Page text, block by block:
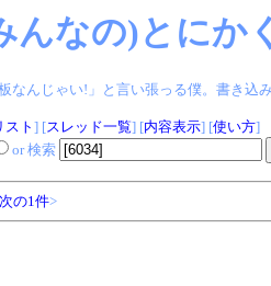
んなの)とにか
んじゃい!」と言い張っる僕。書き込
スト ] [スレッド一覧] [内容表示] [使い方]
or 検索
の1件>